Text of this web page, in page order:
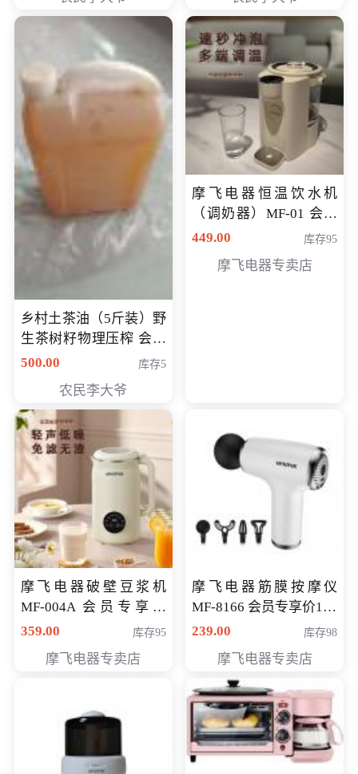
乡村土茶油（5斤装）野
生茶树籽物理压榨 会员
专享价400元
500.00 库存5
农民李大爷
摩飞电器恒温饮水机
（调奶器）MF-01 会员
专享价366元
449.00 库存95
摩飞电器专卖店
摩飞电器破壁豆浆机
MF-004A 会员专享价
168元
359.00 库存95
摩飞电器专卖店
摩飞电器筋膜按摩仪
MF-8166 会员专享价168
元
239.00 库存98
摩飞电器专卖店